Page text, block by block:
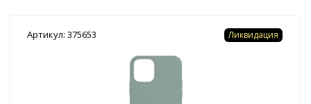
Артикул: 375653 Ликвидация